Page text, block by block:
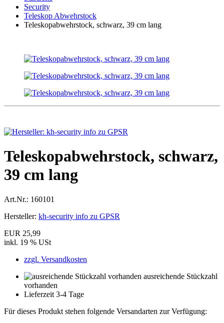
Security
Teleskop Abwehrstock
Teleskopabwehrstock, schwarz, 39 cm lang
Teleskopabwehrstock, schwarz,
39 cm lang
Art.Nr.: 160101
Hersteller: kh-security info zu GPSR
EUR 25,99
inkl. 19 % USt
zzgl. Versandkosten
ausreichende Stückzahl
vorhanden
Lieferzeit 3-4 Tage
Für dieses Produkt stehen folgende Versandarten zur Verfügung: